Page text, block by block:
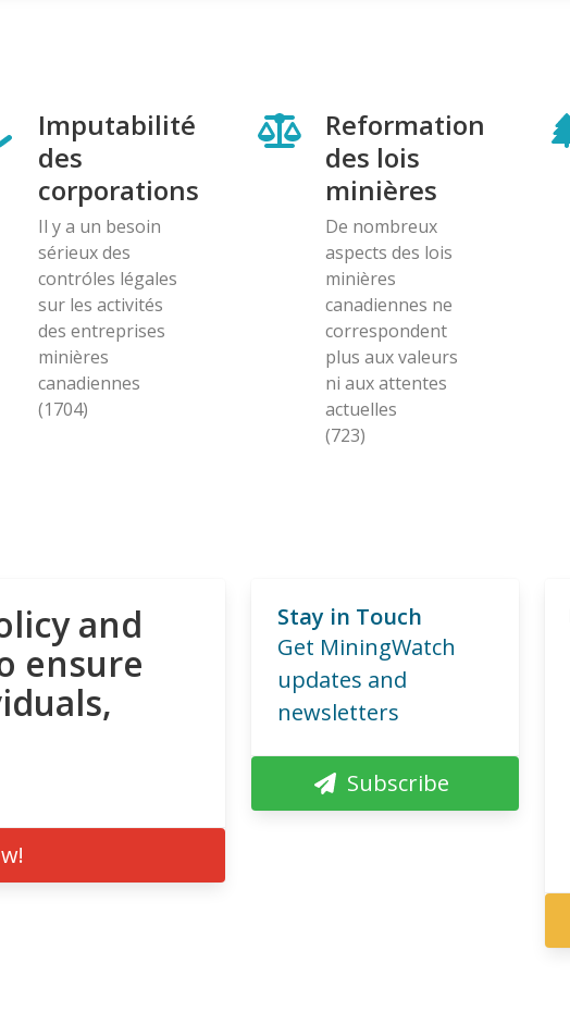
Imputabilité
des
corporations
Il y a un besoin
sérieux des
contróles légales
sur les activités
des entreprises
minières
canadiennes
(1704)
Reformation
des lois
minières
De nombreux
aspects des lois
minières
canadiennes ne
correspondent
plus aux valeurs
ni aux attentes
actuelles
(723)
and
ensure
Stay in Touch
Get MiningWatch
updates and
newsletters
Subscribe